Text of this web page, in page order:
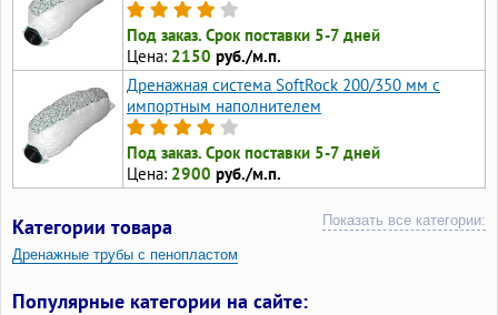
Под заказ. Срок поставки 5-7 дней
Цена: 2150 руб./м.п.
Дренажная система SoftRock 200/350 мм c
импортным наполнителем
Под заказ. Срок поставки 5-7 дней
Цена: 2900 руб./м.п.
Категории товара Показать все категории:
Дренажные трубы с пенопластом
Популярные категории на сайте: